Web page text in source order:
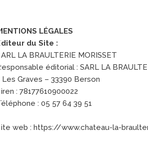
MENTIONS LÉGALES
Éditeur du Site :
SARL LA BRAULTERIE MORISSET
Responsable éditorial : SARL LA
1 Les Graves – 33390 Berson
Siren : 78177610900022
Téléphone : 05 57 64 39 51
Site web : https://www.chateau-la-